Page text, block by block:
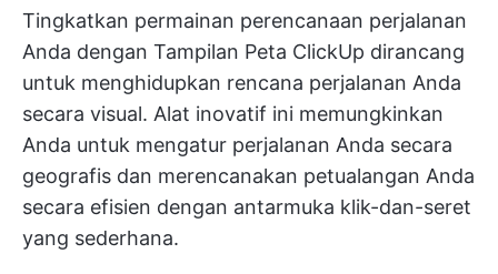
Tingkatkan permainan perencanaan perjalanan
Anda dengan Tampilan Peta ClickUp dirancang
untuk menghidupkan rencana perjalanan Anda
secara visual. Alat inovatif ini memungkinkan
Anda untuk mengatur perjalanan Anda secara
geografis dan merencanakan petualangan Anda
secara efisien dengan antarmuka klik-dan-seret
yang sederhana.